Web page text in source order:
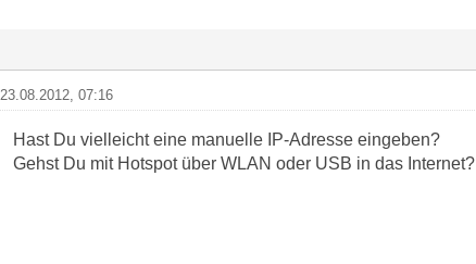
23.08.2012, 07:16
Hast Du vielleicht eine manuelle IP-Adresse eingeben?
Gehst Du mit Hotspot über WLAN oder USB in das Internet?